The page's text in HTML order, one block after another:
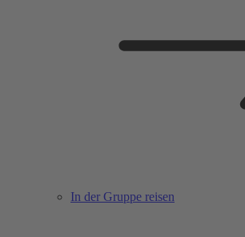
In der Gruppe reisen